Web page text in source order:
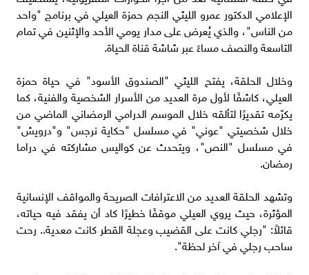
الإعلامي الدكتور عمرو الليثي النجم حمزة العيلي في برنامج "واحد
من الناس"، والذي يُعرض على مدار يومي الأحد والإثنين في تمام
التاسعة والنصف مساءً عبر شاشة قناة الحياة.
وخلال الحلقة، يفتح الليثي "الصندوق الأسود" في حياة حمزة
العيلي، كاشفًا لأول مرة العديد من الأسرار الشخصية والفنية، كما
يكرّمه تقديرًا لتألقه خلال الموسم الدرامي الرمضاني الماضي من
خلال شخصيتي "عوني" في مسلسل "حكاية نرجس" و"درويش"
في مسلسل "النص"، ويتحدث عن كواليس مشاركته في دراما
رمضان.
وتشهد الحلقة العديد من الاعترافات الصريحة والمواقف الإنسانية
المؤثرة، حيث يروي العيلي موقفًا خطيرًا كاد أن يفقد فيه حياته،
قائلاً: "رجلي كانت على القضيب وعجلة القطر كانت معدية.. رحت
ساحب رجلي في آخر لحظة".